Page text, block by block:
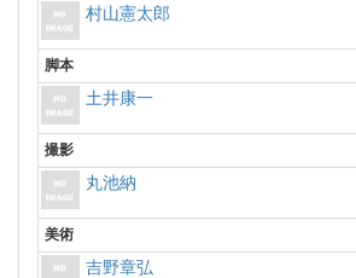
村山憲太郎
脚本
土井康一
撮影
丸池納
美術
吉野章弘